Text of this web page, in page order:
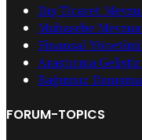
Dış Ticaret
Muhasebe
Finansal
Araştırma
Bağımsız
FORUM-TOPICS